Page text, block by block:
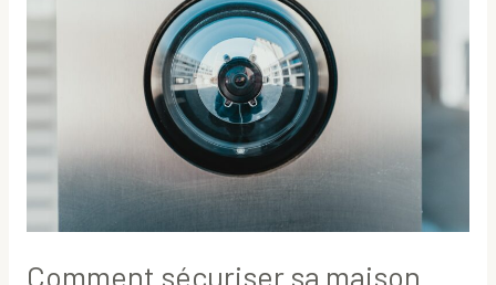
Comment sécuriser sa maison
maison
pour
éviter
cambriolages
?